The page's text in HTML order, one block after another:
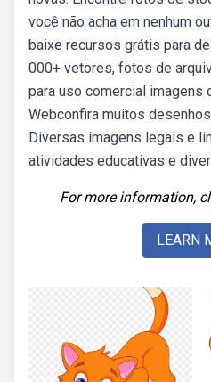
você não acha em nenhum
baixe recursos grátis para
000+ vetores, fotos de
para uso comercial imagens
Webconfira muitos
Diversas imagens legais e
atividades educativas e
For more information,
LEARN